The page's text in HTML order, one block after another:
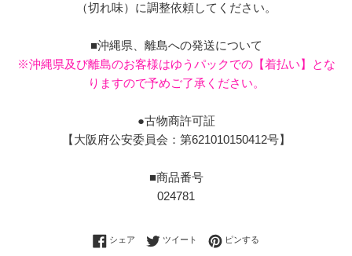
（切れ味）に調整依頼してください。
■沖縄県、離島への発送について
※沖縄県及び離島のお客様はゆうパックでの【着払い】とな
りますので予めご了承ください。
●古物商許可証
【大阪府公安委員会：第621010150412号】
■商品番号
024781
シェア Facebookでシェアする
ツイート Twitterに投稿する
ピンする